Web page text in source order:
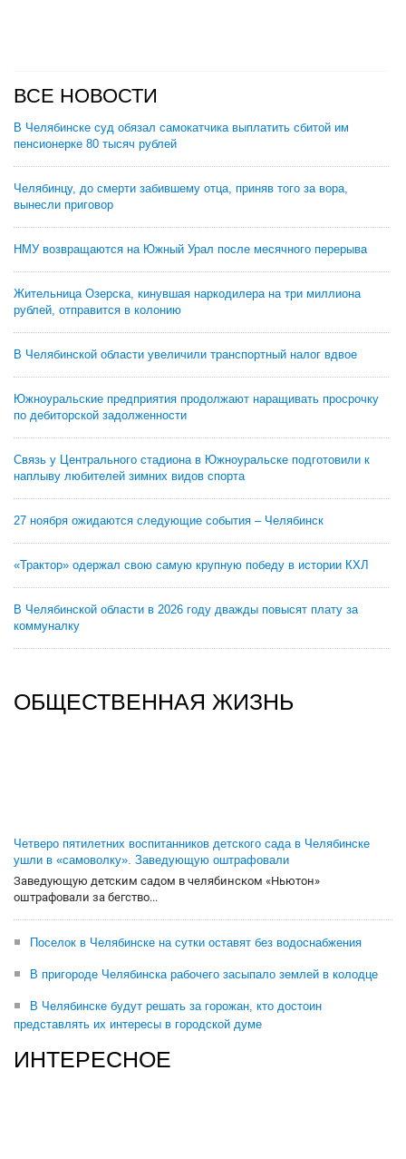
ВСЕ НОВОСТИ
В Челябинске суд обязал самокатчика выплатить сбитой им
пенсионерке 80 тысяч рублей
Челябинцу, до смерти забившему отца, приняв того за вора,
вынесли приговор
НМУ возвращаются на Южный Урал после месячного перерыва
Жительница Озерска, кинувшая наркодилера на три миллиона
рублей, отправится в колонию
В Челябинской области увеличили транспортный налог вдвое
Южноуральские предприятия продолжают наращивать просрочку
по дебиторской задолженности
Связь у Центрального стадиона в Южноуральске подготовили к
наплыву любителей зимних видов спорта
27 ноября ожидаются следующие события – Челябинск
«Трактор» одержал свою самую крупную победу в истории КХЛ
В Челябинской области в 2026 году дважды повысят плату за
коммуналку
ОБЩЕСТВЕННАЯ ЖИЗНЬ
Четверо пятилетних воспитанников детского сада в Челябинске
ушли в «самоволку». Заведующую оштрафовали
Заведующую детским садом в челябинском «Ньютон»
оштрафовали за бегство...
Поселок в Челябинске на сутки оставят без водоснабжения
В пригороде Челябинска рабочего засыпало землей в колодце
В Челябинске будут решать за горожан, кто достоин
представлять их интересы в городской думе
ИНТЕРЕСНОЕ